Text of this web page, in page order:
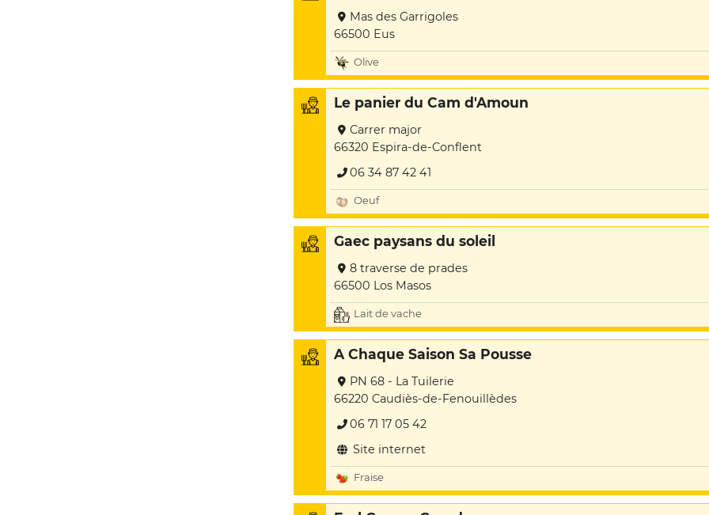
Mas des Garrigoles
66500 Eus
Olive
Le panier du Cam d'Amoun
Carrer major
66320 Espira-de-Conflent
06 34 87 42 41
Oeuf
Gaec paysans du soleil
8 traverse de prades
66500 Los Masos
Lait de vache
A Chaque Saison Sa Pousse
PN 68 - La Tuilerie
66220 Caudiès-de-Fenouillèdes
06 71 17 05 42
Site internet
Fraise